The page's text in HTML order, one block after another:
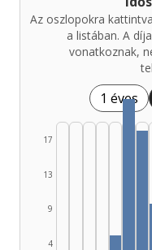
Az oszlopokra
a listában. A
vonatkoznak,
1 éves
4
9
13
17